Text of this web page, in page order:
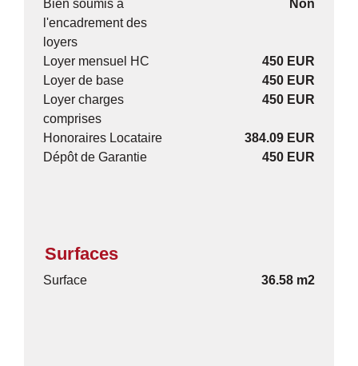
Bien soumis à
l'encadrement des
loyers
Non
Loyer mensuel HC
450 EUR
Loyer de base
450 EUR
Loyer charges
comprises
450 EUR
Honoraires Locataire
384.09 EUR
Dépôt de Garantie
450 EUR
Surfaces
Surface 36.58 m2